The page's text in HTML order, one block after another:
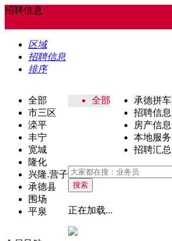
招聘信息
区域
招聘信息
排序
全部
市三区
滦平
丰宁
宽城
隆化
兴隆.营子
承德县
围场
平泉
全部
承德拼车
招聘信息
房产信息
本地服务
招聘汇总
搜索
正在加载...